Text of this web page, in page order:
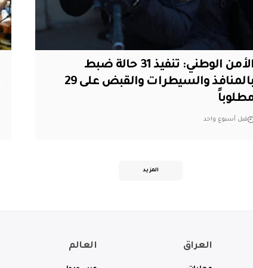
الأمن الوطني: تنفيذ 31 حالة ضبط
بالمنافذ والسيطرات والقبض على 29
قبل أسبوع واحد
المزيد
العراق العالم